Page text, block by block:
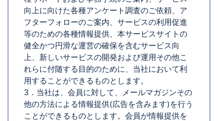
向上に向けた各種アンケート調査のご依頼、ア
フターフォローのご案内、サービスの利用促進
等のための各種情報提供、本サービスサイトの
健全かつ円滑な運営の確保を含むサービス向
上、新しいサービスの開発および運用その他こ
れらに付随する目的のために、当社において利
用することができるものとします。
3．当社は、会員に対して、メールマガジンその
他の方法による情報提供(広告を含みます)を行う
ことができるものとします。会員が情報提供を